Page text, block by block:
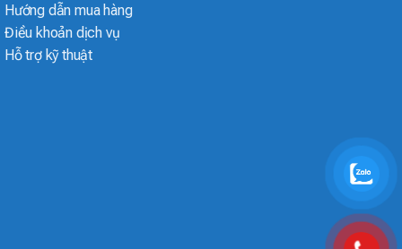
Hướng dẫn mua hàng
Điều khoản dịch vụ
Hỗ trợ kỹ thuật